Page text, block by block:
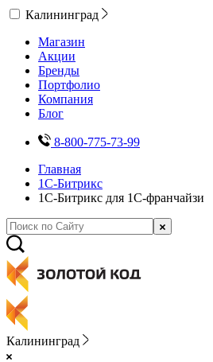
Калининград
Магазин
Акции
Бренды
Портфолио
Компания
Блог
8-800-775-73-99
Главная
1С-Битрикс
1С-Битрикс для 1С-франчайзи
Калининград